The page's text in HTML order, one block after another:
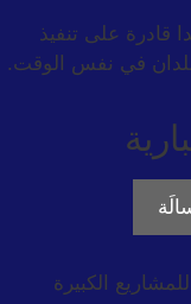
قادرة على تنفيذ
في نفس الوقت.
الكبيرة